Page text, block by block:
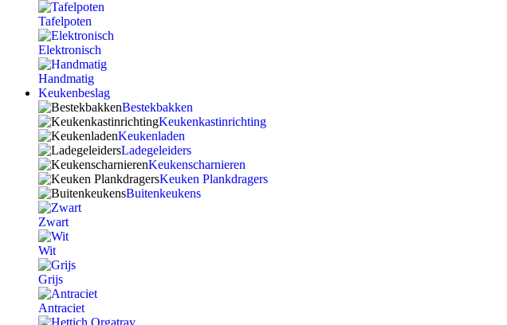
Tafelpoten
Elektronisch
Handmatig
Keukenbeslag
Bestekbakken
Keukenkastinrichting
Keukenladen
Ladegeleiders
Keukenscharnieren
Keuken Plankdragers
Buitenkeukens
Zwart
Wit
Grijs
Antraciet